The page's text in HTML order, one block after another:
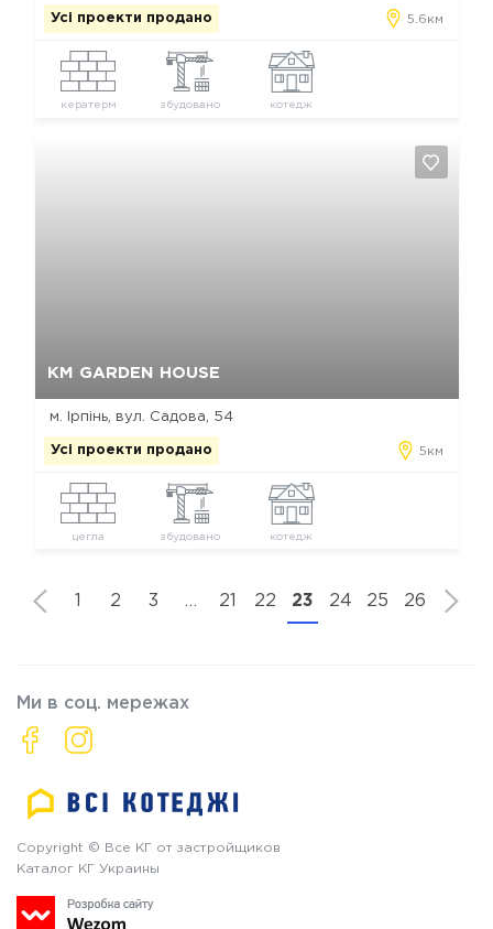
Усі проекти продано 5.6км
кератерм збудовано котедж
КМ GARDEN HOUSE
м. Ірпінь, вул. Садова, 54
Усі проекти продано 5км
цегла збудовано котедж
1 2 3 … 21 22 23 24 25 26
Ми в соц. мережах
Copyright © Все КГ от застройщиков
Каталог КГ Украины